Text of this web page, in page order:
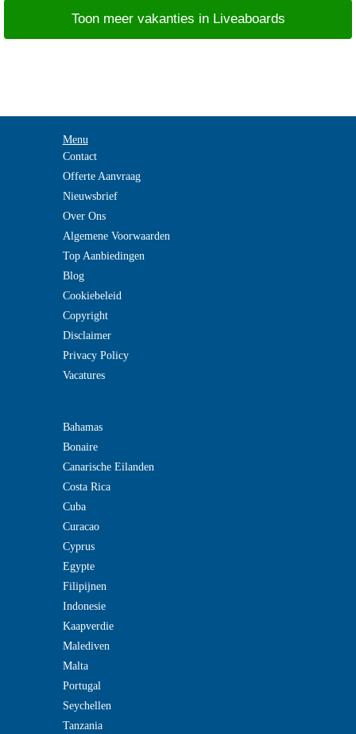
Toon meer vakanties in Liveaboards
Menu
Contact
Offerte Aanvraag
Nieuwsbrief
Over Ons
Algemene Voorwaarden
Top Aanbiedingen
Blog
Cookiebeleid
Copyright
Disclaimer
Privacy Policy
Vacatures
Bahamas
Bonaire
Canarische Eilanden
Costa Rica
Cuba
Curacao
Cyprus
Egypte
Filipijnen
Indonesie
Kaapverdie
Malediven
Malta
Portugal
Seychellen
Tanzania